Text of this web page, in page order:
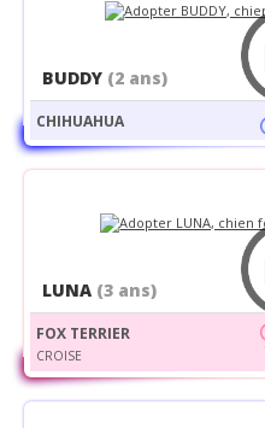
BUDDY (2 ans)
CHIHUAHUA
LUNA (3 ans)
FOX TERRIER
CROISE